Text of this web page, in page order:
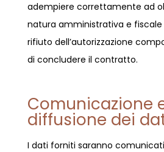
adempiere correttamente ad
natura amministrativa e fiscale
rifiuto dell’autorizzazione
di concludere il contratto.
Comunicazione
diffusione dei
I dati forniti saranno comunicati